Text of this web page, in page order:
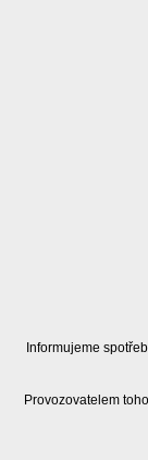
Informujeme
Provozovatelem